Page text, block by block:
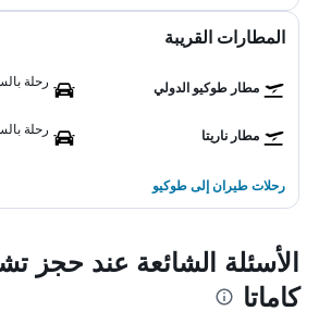
المطارات القريبة
مطار طوكيو الدولي رحلة بالسيارة
مطار ناريتا رحلة بالسيارة
رحلات طيران إلى طوكيو
الأسئلة الشائعة عند حجز
كاماتا